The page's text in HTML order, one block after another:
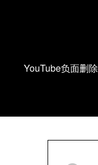
YouTube负面删除